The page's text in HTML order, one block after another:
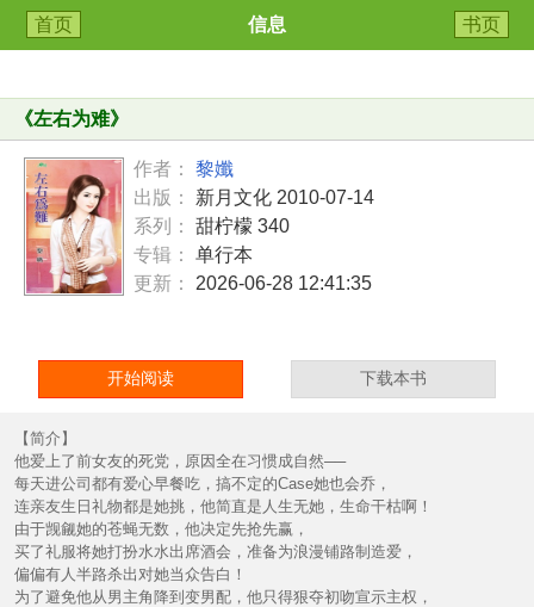
首页 信息 书页
《左右为难》
作者：
黎孅
出版：
新月文化 2010-07-14
系列：
甜柠檬 340
专辑：
单行本
更新：
2026-06-28 12:41:35
开始阅读 下载本书
【简介】
他爱上了前女友的死党，原因全在习惯成自然──
每天进公司都有爱心早餐吃，搞不定的Case她也会乔，
连亲友生日礼物都是她挑，他简直是人生无她，生命干枯啊！
由于觊觎她的苍蝇无数，他决定先抢先赢，
买了礼服将她打扮水水出席酒会，准备为浪漫铺路制造爱，
偏偏有人半路杀出对她当众告白！
为了避免他从男主角降到变男配，他只得狠夺初吻宣示主权，